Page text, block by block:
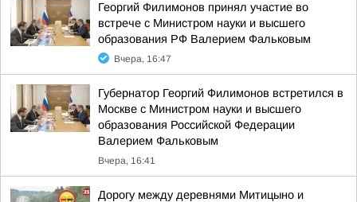
Георгий Филимонов принял участие во
встрече с Министром науки и высшего
образования РФ Валерием Фальковым
Вчера, 16:47
Губернатор Георгий Филимонов встретился в
Москве с Министром науки и высшего
образования Российской Федерации
Валерием Фальковым
Вчера, 16:41
Дорогу между деревнями Митицыно и